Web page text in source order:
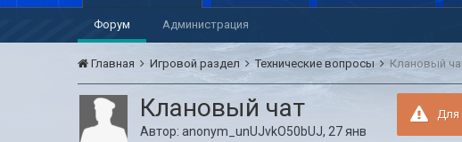
Форум Администрация
Главная Игровой раздел Технические вопросы Клановый
Для
Клановый чат
Автор:anonym_unUJvkO50bUJ, 27 янв